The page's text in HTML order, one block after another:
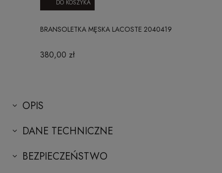
BRANSOLETKA MĘSKA LACOSTE 2040419
380,00 zł
DO KOSZYKA
OPIS
DANE TECHNICZNE
BEZPIECZEŃSTWO